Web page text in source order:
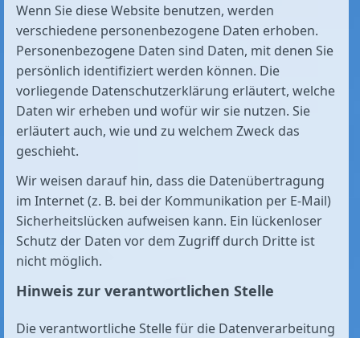
Wenn Sie diese Website benutzen, werden
verschiedene personenbezogene Daten erhoben.
Personenbezogene Daten sind Daten, mit denen Sie
persönlich identifiziert werden können. Die
vorliegende Datenschutzerklärung erläutert, welche
Daten wir erheben und wofür wir sie nutzen. Sie
erläutert auch, wie und zu welchem Zweck das
geschieht.
Wir weisen darauf hin, dass die Datenübertragung
im Internet (z. B. bei der Kommunikation per E-Mail)
Sicherheitslücken aufweisen kann. Ein lückenloser
Schutz der Daten vor dem Zugriff durch Dritte ist
nicht möglich.
Hinweis zur verantwortlichen Stelle
Die verantwortliche Stelle für die Datenverarbeitung